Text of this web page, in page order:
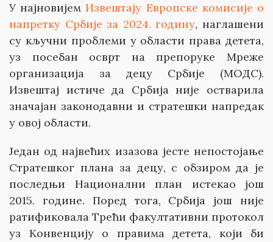
У најновијемИзвештају Европске комисије о
напретку Србије за 2024. годину, наглашени
су кључни проблеми у области права детета,
уз посебан осврт на препоруке Мреже
организација за децу Србије (МОДС).
Извештај истиче да Србија није остварила
значајан законодавни и стратешки напредак
у овој области.
Један од највећих изазова јесте непостојање
Стратешког плана за децу, с обзиром да је
последњи Национални план истекао још
2015. године. Поред тога, Србија још није
ратификовала Трећи факултативни протокол
уз Конвенцију о правима детета, који би